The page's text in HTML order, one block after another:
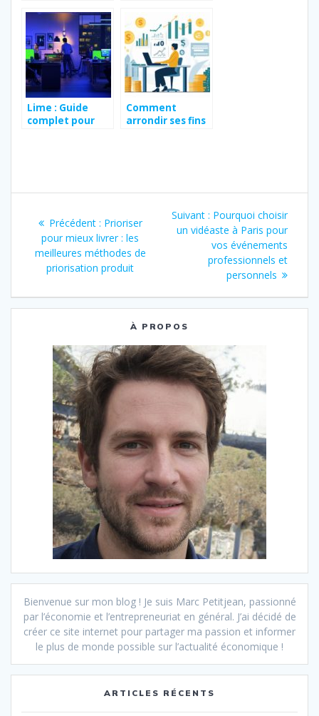
Comment
vendre sa
voiture
considérée
comme épave
après
restauration
Crédit Agricole :
comprendre les
limites de dépôt
Lime : Guide
complet pour
Comment
arrondir ses fins
compétences en
freelance
l’article
Précédent : Article
précédent
:
Prioriser
pour mieux livrer : les
meilleures méthodes de
priorisation produit
Suivant : Article
suivant
:
Pourquoi choisir
un vidéaste à Paris pour
vos événements
professionnels et
personnels
À PROPOS
Bienvenue sur mon blog ! Je suis Marc Petitjean, passionné
par l’économie et l’entrepreneuriat en général. J’ai décidé de
créer ce site internet pour partager ma passion et informer
le plus de monde possible sur l’actualité économique !
ARTICLES RÉCENTS